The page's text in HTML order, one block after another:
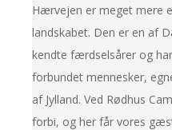
Hærvejen er meget mere
landskabet. Den er en af
kendte færdselsårer og
forbundet mennesker,
af Jylland. Ved Rødhus
forbi, og her får vores